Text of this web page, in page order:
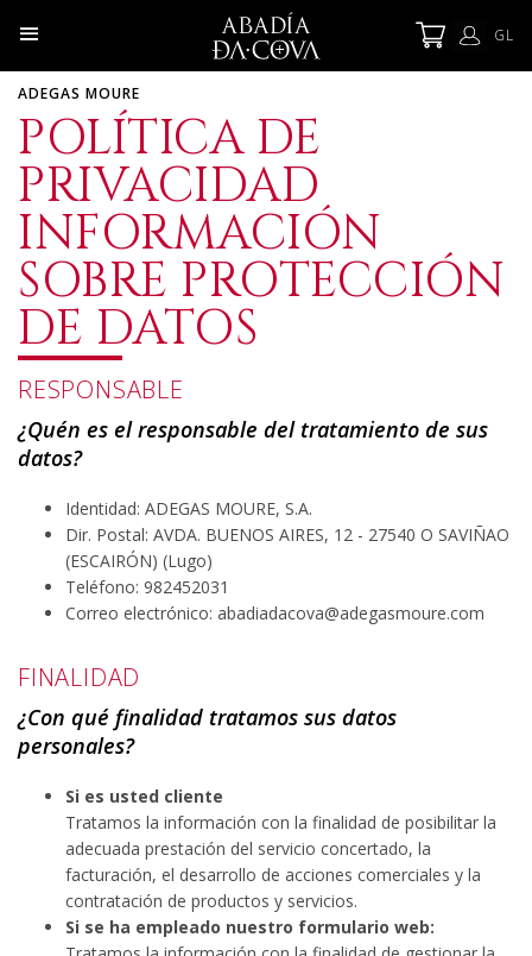
GL
ADEGAS MOURE
POLÍTICA DE
PRIVACIDAD
INFORMACIÓN
SOBRE PROTECCIÓN
DE DATOS
RESPONSABLE
¿Quén es el responsable del tratamiento de sus
datos?
Identidad: ADEGAS MOURE, S.A.
Dir. Postal: AVDA. BUENOS AIRES, 12 - 27540 O SAVIÑAO
(ESCAIRÓN) (Lugo)
Teléfono: 982452031
Correo electrónico: abadiadacova@adegasmoure.com
FINALIDAD
¿Con qué finalidad tratamos sus datos
personales?
Si es usted cliente
Tratamos la información con la finalidad de posibilitar la
adecuada prestación del servicio concertado, la
facturación, el desarrollo de acciones comerciales y la
contratación de productos y servicios.
Si se ha empleado nuestro formulario web: